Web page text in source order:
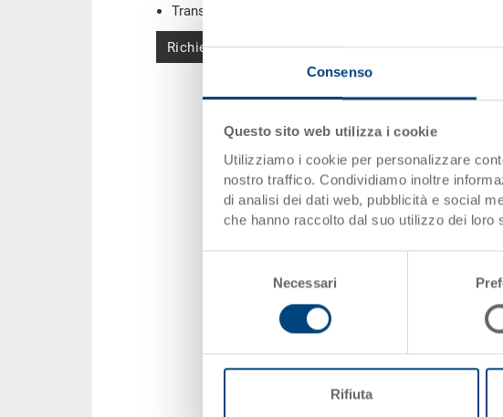
Consenso
Questo sito web utilizza i cookie
Utilizziamo i cookie per personalizzare
nostro traffico. Condividiamo inoltre
di analisi dei dati web, pubblicità e social
che hanno raccolto dal suo utilizzo dei loro
Necessari
Rifiuta
Transponder (RFID) / Barcodes
Richiedi offerta